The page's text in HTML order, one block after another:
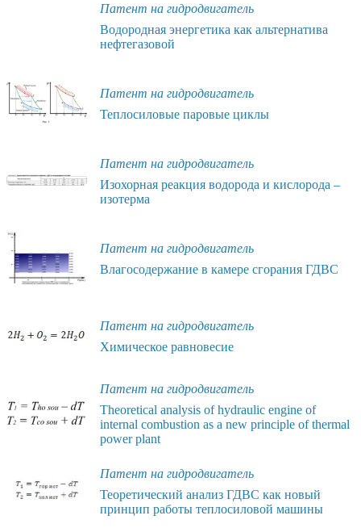
Патент на гидродвигатель
Водородная энергетика как альтернатива
нефтегазовой
Патент на гидродвигатель
Теплосиловые паровые циклы
Патент на гидродвигатель
Изохорная реакция водорода и кислорода –
изотерма
Патент на гидродвигатель
Влагосодержание в камере сгорания ГДВС
Патент на гидродвигатель
Химическое равновесие
Патент на гидродвигатель
Theoretical analysis of hydraulic engine of
internal combustion as a new principle of thermal
power plant
Патент на гидродвигатель
Теоретический анализ ГДВС как новый
принцип работы теплосиловой машины